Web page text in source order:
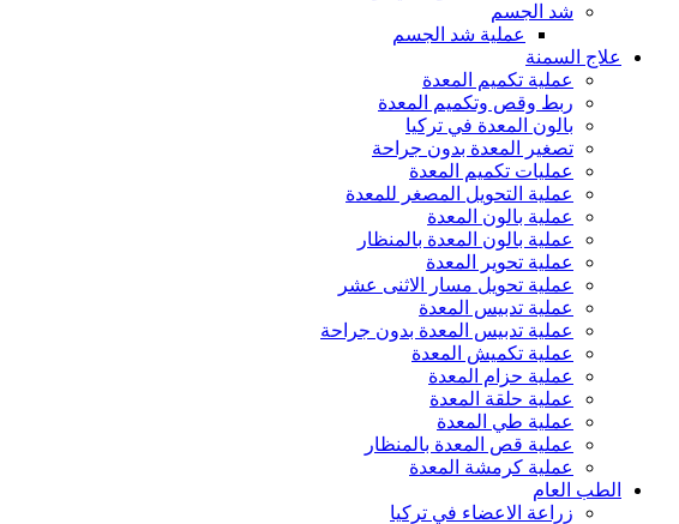
شد الجسم
عملية شد الجسم
علاج السمنة
عملية تكميم المعدة
ربط وقص وتكميم المعدة
بالون المعدة في تركيا
تصغير المعدة بدون جراحة
عمليات تكميم المعدة
عملية التحويل المصغر للمعدة
عملية بالون المعدة
عملية بالون المعدة بالمنظار
عملية تحوير المعدة
عملية تحويل مسار الاثنى عشر
عملية تدبيس المعدة
عملية تدبيس المعدة بدون جراحة
عملية تكميش المعدة
عملية حزام المعدة
عملية حلقة المعدة
عملية طي المعدة
عملية قص المعدة بالمنظار
عملية كرمشة المعدة
الطب العام
زراعة الاعضاء في تركيا